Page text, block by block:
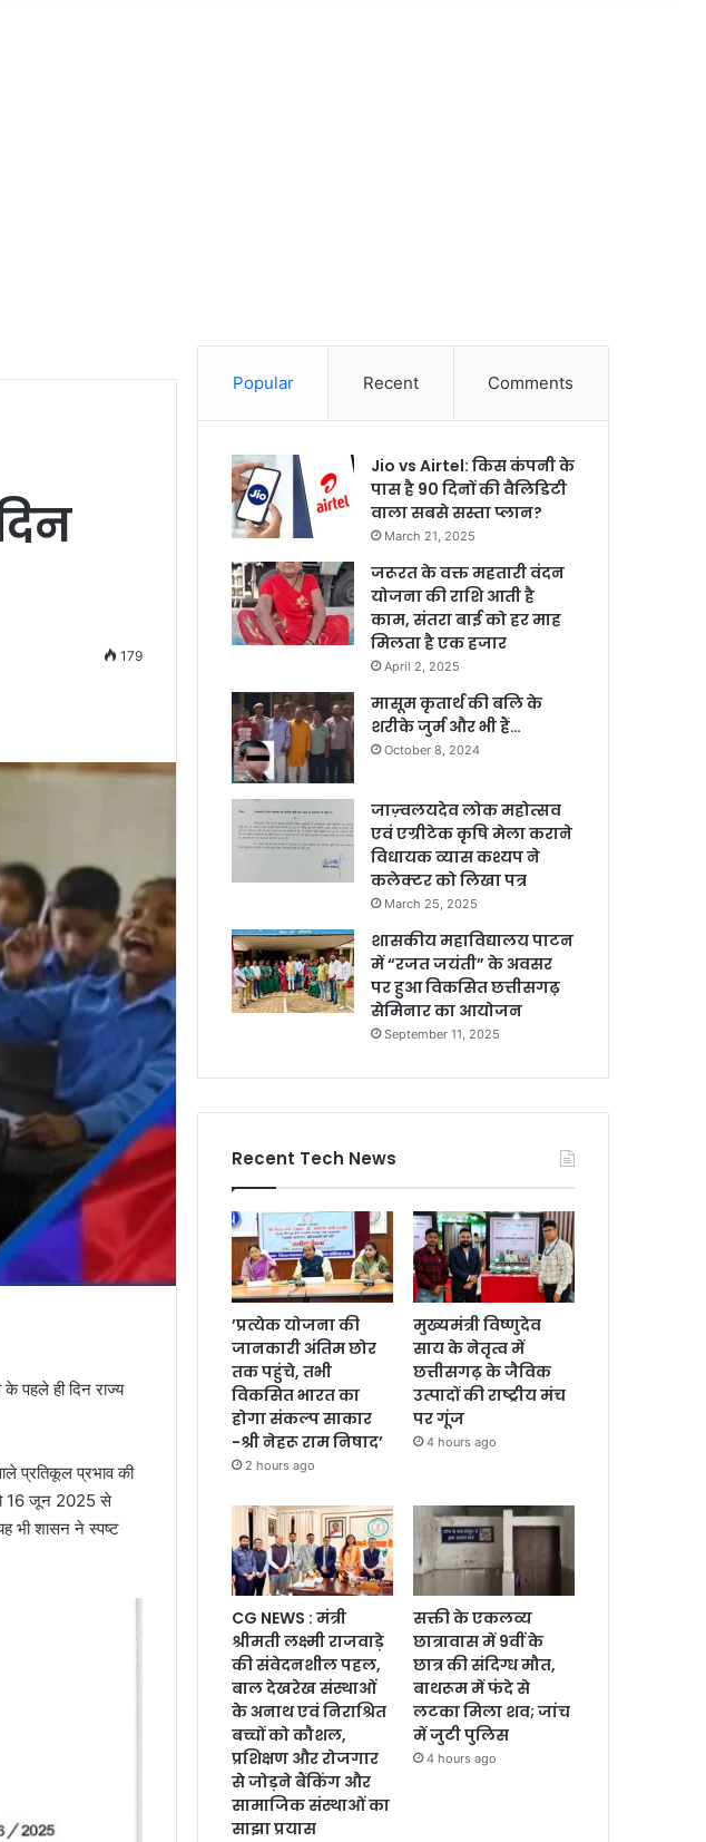
179
पहले ही दिन राज्य
प्रतिकूल प्रभाव की
16 जून 2025 से
भी शासन ने स्पष्ट
Popular Recent Comments
Jio vs Airtel: किस कंपनी के
पास है 90 दिनों की वैलिडिटी
वाला सबसे सस्ता प्लान?
March 21, 2025
जरूरत के वक्त महतारी वंदन
योजना की राशि आती है
काम, संतरा बाई को हर माह
मिलता है एक हजार
April 2, 2025
मासूम कृतार्थ की बलि के
शरीके जुर्म और भी हैं…
October 8, 2024
जाज़्वलयदेव लोक महोत्सव
एवं एग्रीटेक कृषि मेला कराने
विधायक व्यास कश्यप ने
कलेक्टर को लिखा पत्र
March 25, 2025
शासकीय महाविद्यालय पाटन
में “रजत जयंती” के अवसर
पर हुआ विकसित छत्तीसगढ़
सेमिनार का आयोजन
September 11, 2025
Recent Tech News
’प्रत्येक योजना की
जानकारी अंतिम छोर
तक पहुंचे, तभी
विकसित भारत का
होगा संकल्प साकार
-श्री नेहरू राम निषाद’
2 hours ago
मुख्यमंत्री विष्णुदेव
साय के नेतृत्व में
छत्तीसगढ़ के जैविक
उत्पादों की राष्ट्रीय मंच
पर गूंज
4 hours ago
CG NEWS : मंत्री
श्रीमती लक्ष्मी राजवाड़े
की संवेदनशील पहल,
बाल देखरेख संस्थाओं
के अनाथ एवं निराश्रित
बच्चों को कौशल,
प्रशिक्षण और रोजगार
से जोड़ने बैंकिंग और
सामाजिक संस्थाओं का
साझा प्रयास
सक्ती के एकलव्य
छात्रावास में 9वीं के
छात्र की संदिग्ध मौत,
बाथरूम में फंदे से
लटका मिला शव; जांच
में जुटी पुलिस
4 hours ago